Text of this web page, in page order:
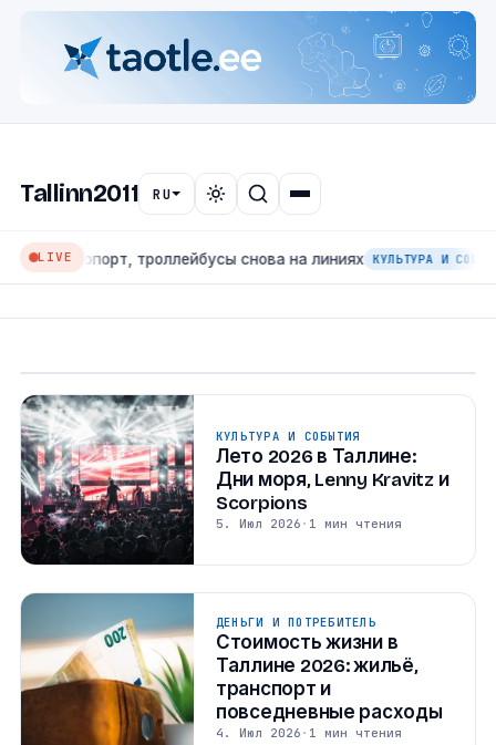
Tallinn2011 RU
LIVE троллейбусы снова на линиях КУЛЬТУРА И СОБЫТИЯ
🏛НОВОСТИ ГОРОДА
Транспортный июль в
Таллине: трамвай №4
троллейбусы снова на
линиях
транспорта Таллина месяцем сразу двух
больших возвращений: в первой половине месяца
на маршрут выходит...
КУЛЬТУРА И СОБЫТИЯ
Лето 2026 в Таллине:
Дни моря, Lenny Kravitz и
Scorpions
5. Июл 2026 · 1 мин чтения
ДЕНЬГИ И ПОТРЕБИТЕЛЬ
Стоимость жизни в
Таллине 2026: жильё,
транспорт и
повседневные расходы
4. Июл 2026 · 1 мин чтения